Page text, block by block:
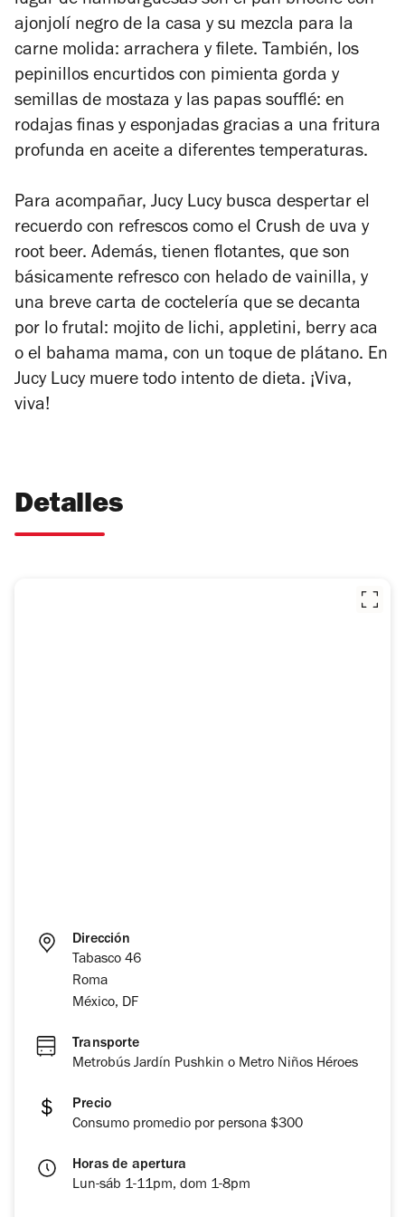
ajonjolí negro de la casa y su mezcla para la
carne molida: arrachera y filete. También, los
pepinillos encurtidos con pimienta gorda y
semillas de mostaza y las papas soufflé: en
rodajas finas y esponjadas gracias a una fritura
profunda en aceite a diferentes temperaturas.
Para acompañar, Jucy Lucy busca despertar el
recuerdo con refrescos como el Crush de uva y
root beer. Además, tienen flotantes, que son
básicamente refresco con helado de vainilla, y
una breve carta de coctelería que se decanta
por lo frutal: mojito de lichi, appletini, berry aca
o el bahama mama, con un toque de plátano. En
Jucy Lucy muere todo intento de dieta. ¡Viva,
viva!
Detalles
Dirección
Tabasco 46
Roma
México, DF
Transporte
Metrobús Jardín Pushkin o Metro Niños Héroes
Precio
Consumo promedio por persona $300
Horas de apertura
Lun-sáb 1-11pm, dom 1-8pm